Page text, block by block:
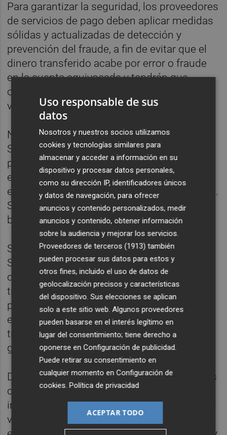
Para garantizar la seguridad, los proveedores
de servicios de pago deben aplicar medidas
sólidas y actualizadas de detección y
prevención del fraude, a fin de evitar que el
dinero transferido acabe por error o fraude
en la cuenta equivocada y tendrán que
ofrecer, sin coste adicional, un servicio de
verificación de la identidad del destinatario.
No obstante, las transferencias que no son
SEPA (en divisa diferente al euro, hacía
países no SEPA o TARGET) quedan fuera de
esta regulación, por lo que su precio no se
equiparará al de las transferencias normales.
Su precio dependerá de la política de cada
banco.
Según ha explicado un portavoz de Banco
Santander aEuropa Press, en la mayoría de
casos sus clientes no pagan por las
transferencias ordinarias y esa política de
precios "no va a cambiar". Por tanto, para
esos clientes a partir del 9 de enero las
transferencias inmediatas también serán
gratuitas.
De su lado, según fuentes de BBVA, para sus
clientes particulares "las transferencias
inmediatas en banca a distancia (web y app)
van a ser gratuitas a partir del 9 de enero y
Uso responsable de sus
datos
Nosotros y nuestros socios utilizamos
cookies y tecnologías similares para
almacenar y acceder a información en su
dispositivo y procesar datos personales,
como su dirección IP, identificadores únicos
y datos de navegación, para ofrecer
anuncios y contenido personalizados, medir
anuncios y contenido, obtener información
sobre la audiencia y mejorar los servicios.
Proveedores de terceros (1913) también
pueden procesar sus datos para estos y
otros fines, incluido el uso de datos de
geolocalización precisos y características
del dispositivo. Sus elecciones se aplican
solo a este sitio web. Algunos proveedores
pueden basarse en el interés legítimo en
lugar del consentimiento; tiene derecho a
oponerse enConfiguración de publicidad.
Puede retirar su consentimiento en
cualquier momento enConfiguración de
cookies.Política de privacidad
ACEPTAR TODO